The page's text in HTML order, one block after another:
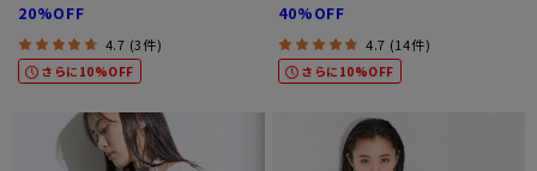
20%OFF
4.7 (3件)
さらに10%OFF
40%OFF
4.7 (14件)
さらに10%OFF